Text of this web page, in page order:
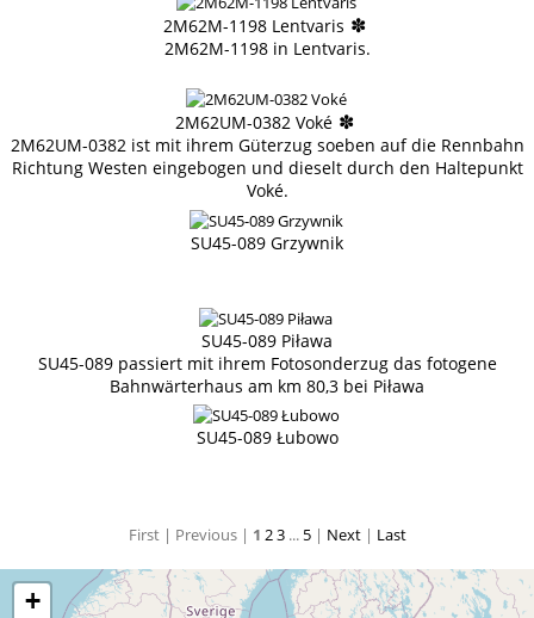
2M62M-1198 Lentvaris ✽
2M62M-1198 in Lentvaris.
2M62UM-0382 Voké ✽
2M62UM-0382 ist mit ihrem Güterzug soeben auf die Rennbahn
Richtung Westen eingebogen und dieselt durch den Haltepunkt
Voké.
SU45-089 Grzywnik
SU45-089 Piława
SU45-089 passiert mit ihrem Fotosonderzug das fotogene
Bahnwärterhaus am km 80,3 bei Piława
SU45-089 Łubowo
First | Previous | 1 23... 5 | Next | Last
+